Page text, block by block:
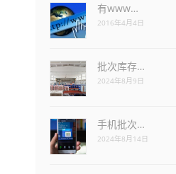
有www…
2016年4月4日
批次库存…
2024年8月9日
手机批次…
2024年8月14日